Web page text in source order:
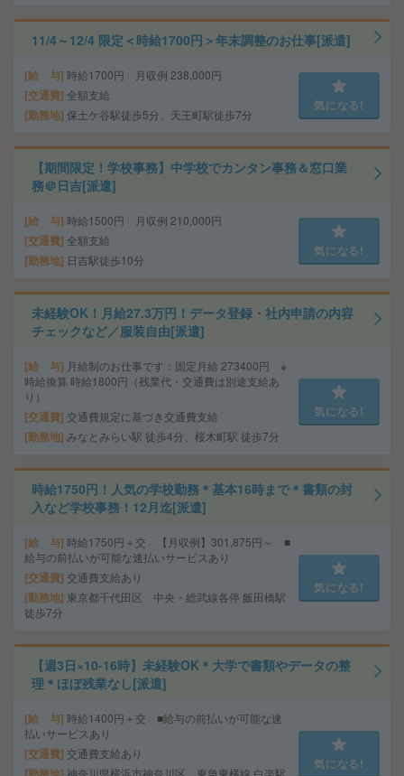
11/4～12/4 限定＜時給1700円＞年末調整のお仕事[派遣]
給 与 時給1700円 月収例 238,000円
交通費 全額支給
勤務地 保土ケ谷駅徒歩5分、天王町駅徒歩7分
気になる!
【期間限定！学校事務】中学校でカンタン事務＆窓口業
務＠日吉[派遣]
給 与 時給1500円 月収例 210,000円
交通費 全額支給
勤務地 日吉駅徒歩10分
気になる!
未経験OK！月給27.3万円！データ登録・社内申請の内容
チェックなど／服装自由[派遣]
給 与 月給制のお仕事です：固定月給 273400円 ※
時給換算 時給1800円（残業代・交通費は別途支給あ
り）
交通費 交通費規定に基づき交通費支給
勤務地 みなとみらい駅 徒歩4分、桜木町駅 徒歩7分
気になる!
時給1750円！人気の学校勤務＊基本16時まで＊書類の封
入など学校事務！12月迄[派遣]
給 与 時給1750円＋交 【月収例】301,875円～ ■
給与の前払いが可能な速払いサービスあり
交通費 交通費支給あり
勤務地 東京都千代田区 中央・総武線各停 飯田橋駅
徒歩7分
気になる!
【週3日×10-16時】未経験OK＊大学で書類やデータの整
理＊ほぼ残業なし[派遣]
給 与 時給1400円＋交 ■給与の前払いが可能な速
払いサービスあり
交通費 交通費支給あり
神奈川県横浜市神奈川区 東急東横線 白楽駅
気になる!